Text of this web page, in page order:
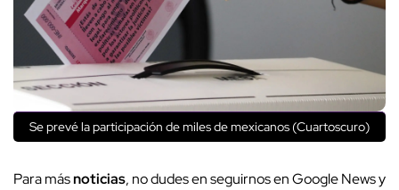
Se prevé la participación de miles de mexicanos (Cuartoscuro)
Para másnoticias, no dudes en seguirnos en Google News y